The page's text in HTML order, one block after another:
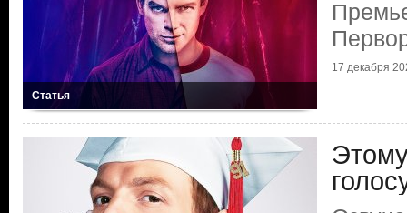
Статья
17 декабря